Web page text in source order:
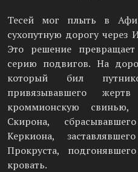
Тесей мог плыть в
сухопутную дорогу через
Это решение
серию подвигов. На
который бил
привязывавшего
кроммионскую свинью,
Скирона,
Керкиона,
Прокруста,
кровать.